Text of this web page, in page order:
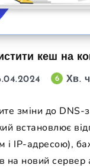
кеш на
6 Хв.
зміни до DNS-
встановлює
і IP-адресою),
на новий